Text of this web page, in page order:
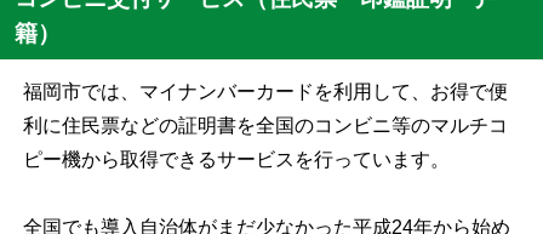
籍）
福岡市では、マイナンバーカードを利用して、お得で便
利に住民票などの証明書を全国のコンビニ等のマルチコ
ピー機から取得できるサービスを行っています。
全国でも導入自治体がまだ少なかった平成24年から始め